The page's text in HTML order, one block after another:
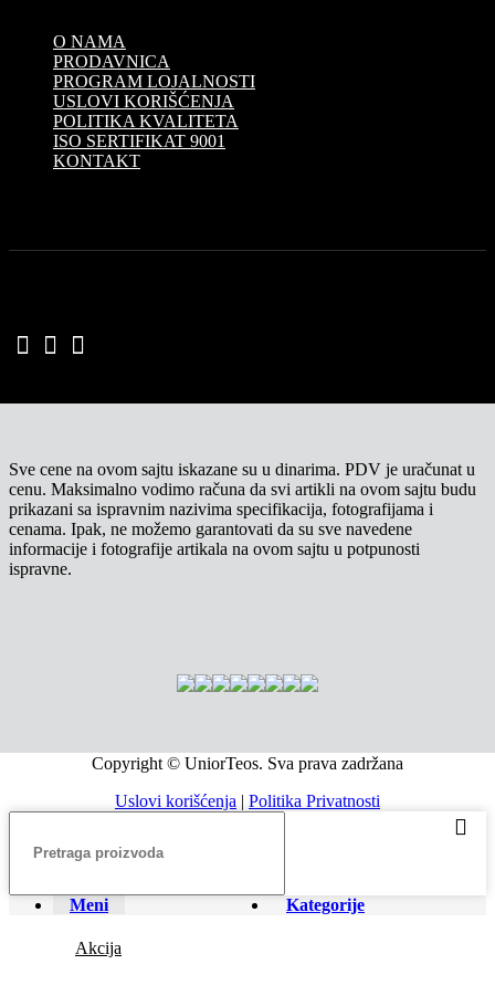
O NAMA
PRODAVNICA
PROGRAM LOJALNOSTI
USLOVI KORIŠĆENJA
POLITIKA KVALITETA
ISO SERTIFIKAT 9001
KONTAKT
Sve cene na ovom sajtu iskazane su u dinarima. PDV je uračunat u
cenu. Maksimalno vodimo računa da svi artikli na ovom sajtu budu
prikazani sa ispravnim nazivima specifikacija, fotografijama i
cenama. Ipak, ne možemo garantovati da su sve navedene
informacije i fotografije artikala na ovom sajtu u potpunosti
ispravne.
Copyright © UniorTeos. Sva prava zadržana
Uslovi korišćenja | Politika Privatnosti
Meni Kategorije
Akcija